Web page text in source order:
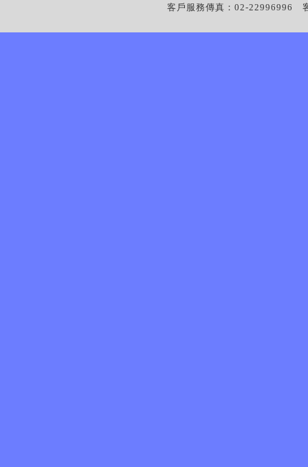
客戶服務傳真：02-22996996